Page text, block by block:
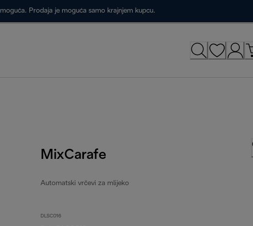
Prodaja je moguća samo krajnjem kupcu.
MixCarafe
Automatski vrčevi za mlijeko
DLSC016